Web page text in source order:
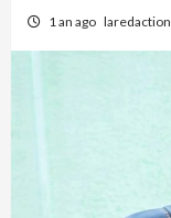
1 an ago laredaction